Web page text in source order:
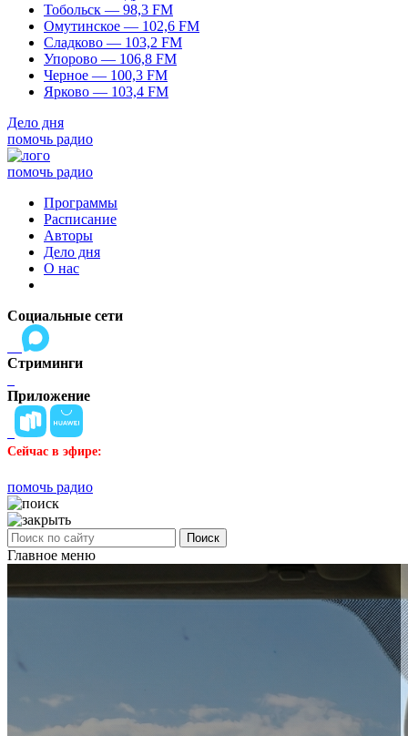
Тобольск — 98,3 FM
Омутинское — 102,6 FM
Сладково — 103,2 FM
Упорово — 106,8 FM
Черное — 100,3 FM
Ярково — 103,4 FM
Дело дня
помочь радио
помочь радио
Программы
Расписание
Авторы
Дело дня
О нас
Социальные сети
Стриминги
Приложение
Сейчас в эфире:
помочь радио
Поиск
Главное меню